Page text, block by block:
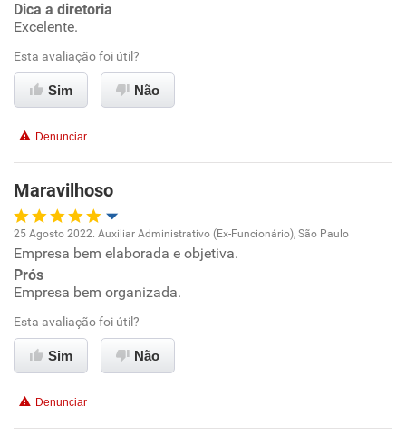
Benefícios
Recomenda esta empresa
Recomenda a diretoria
Dica a diretoria
Excelente.
Esta avaliação foi útil?
Sim Não
Denunciar
Maravilhoso
Oportunidade de promoção
Ambiente de trabalho
Conciliação com a vida familiar
25 Agosto 2022. Auxiliar Administrativo (Ex-Funcionário), São Paulo
Empresa bem elaborada e objetiva.
Prós
Empresa bem organizada.
Esta avaliação foi útil?
Sim Não
Denunciar